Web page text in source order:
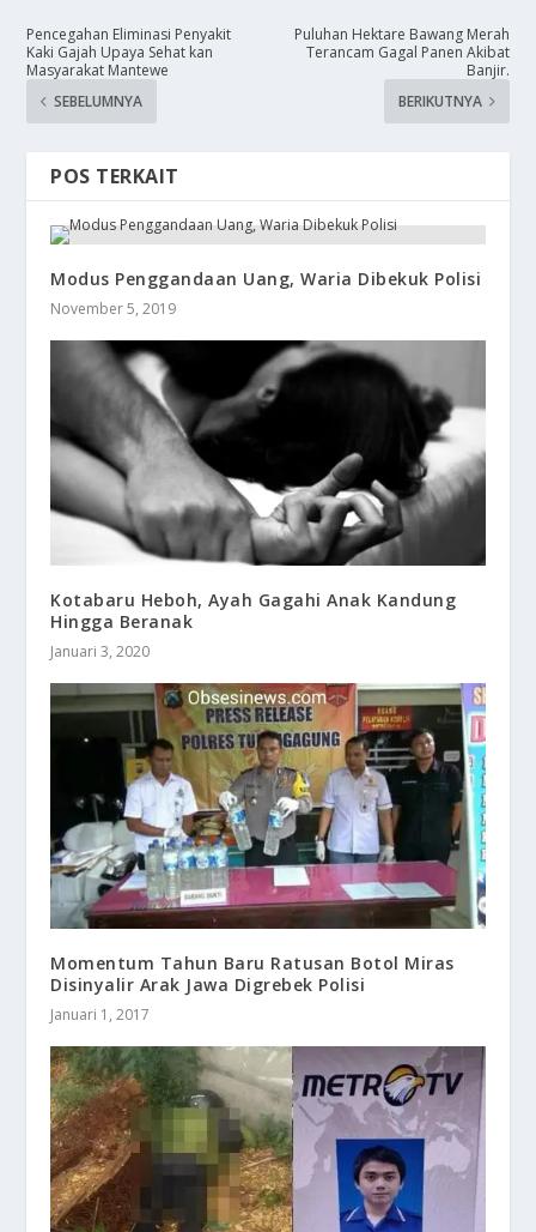
Pencegahan Eliminasi Penyakit
Kaki Gajah Upaya Sehat kan
Masyarakat Mantewe
SEBELUMNYA
​Puluhan Hektare Bawang Merah
Terancam Gagal Panen Akibat
Banjir.
BERIKUTNYA
POS TERKAIT
Modus Penggandaan Uang, Waria Dibekuk Polisi
November 5, 2019
Kotabaru Heboh, Ayah Gagahi Anak Kandung
Hingga Beranak
Januari 3, 2020
​Momentum Tahun Baru Ratusan Botol Miras
Disinyalir Arak Jawa Digrebek Polisi
Januari 1, 2017